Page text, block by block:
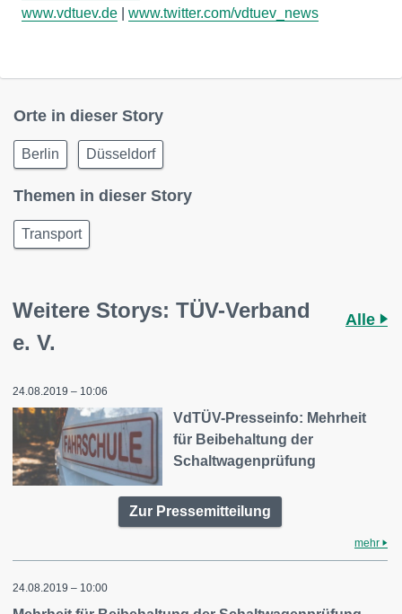
www.vdtuev.de
www.twitter.com/vdtuev_news
Orte in dieser Story
Berlin Düsseldorf
Themen in dieser Story
Transport
Weitere Storys: TÜV-Verband
e. V.
Alle
24.08.2019 – 10:06
VdTÜV-Presseinfo: Mehrheit
für Beibehaltung der
Schaltwagenprüfung
Zur Pressemitteilung
mehr
24.08.2019 – 10:00